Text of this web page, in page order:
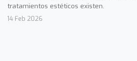
tratamientos estéticos existen.
14 Feb 2026